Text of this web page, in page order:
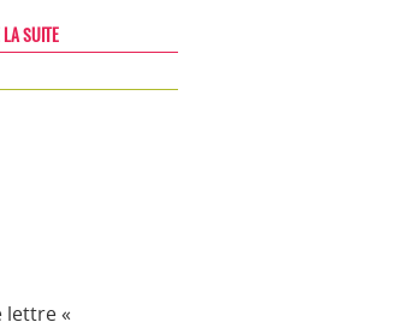
LA SUITE
lettre «